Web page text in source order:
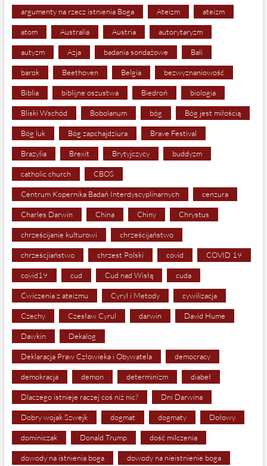
argumenty na rzecz istnienia Boga Ateizm ateizm
atom Australia Austria autorytaryzm
autyzm Azja badania sondażowe Bali
barok Beethoven Belgia bezwyznaniowość
Biblia biblijne oszustwa Biedroń biologia
Bliski Wschód Bobolanum bóg Bóg jest miłością
Bóg luk Bóg zapchajdziura Brave Festival
Brazylia Brexit Brytyjczycy buddyzm
catholic church CBOS
Centrum Kopernika Badań Interdyscyplinarnych cenzura
Charles Darwin China Chiny Chrystus
chrześcijanie kulturowi chrześcijaństwo
chrześcjiaństwo chrzest Polski covid COVID 19
covid19 cud Cud nad Wisłą cuda
Ćwiczenia z ateizmu Cyryl i Metody cywilizacja
Czechy Czesław Cyrul darwin David Hume
Dawkin Dekalog
Deklaracja Praw Człowieka i Obywatela democracy
demokracja demon determinizm diabeł
Dlaczego istnieje raczej coś niż nic? Dni Darwina
Dobry wojak Szwejk dogmat dogmaty Dołowy
dominiczak Donald Trump dość milczenia
dowody na istnienia boga dowody na nieistnienie boga